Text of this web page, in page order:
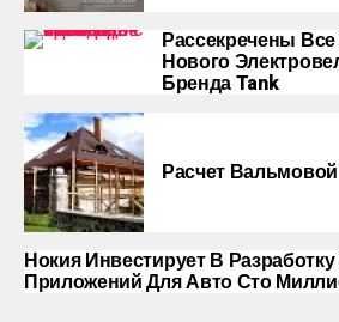
Рассекречены
Нового
Бренда Tank
Расчет
Нокия Инвестирует В
Приложений Для Авто Сто